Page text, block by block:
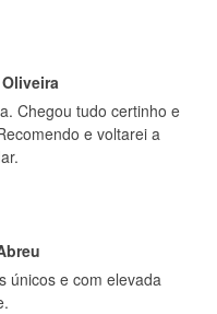
Chegou tudo certinho e
e voltarei a
únicos e com elevada